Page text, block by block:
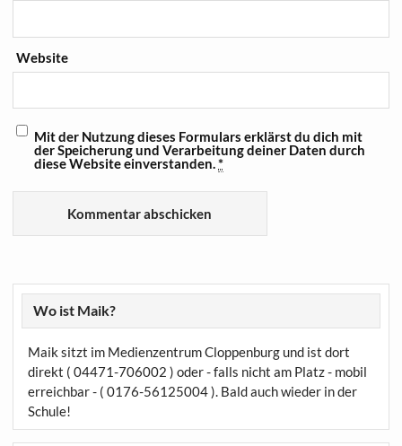
Website
Mit der Nutzung dieses Formulars erklärst du dich mit
der Speicherung und Verarbeitung deiner Daten durch
diese Website einverstanden.*
Wo ist Maik?
Maik sitzt im Medienzentrum Cloppenburg und ist dort
direkt ( 04471-706002 ) oder - falls nicht am Platz - mobil
erreichbar - ( 0176-56125004 ). Bald auch wieder in der
Schule!